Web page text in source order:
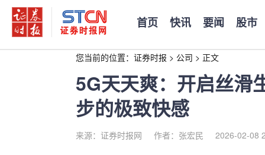
首页 快讯 要闻 股市
您当前的位置： 证券时报 > 公司 > 正文
5G天天爽：开启丝滑
步的极致快感
来源：证券时报网 作者：张宏民 2026-02-08